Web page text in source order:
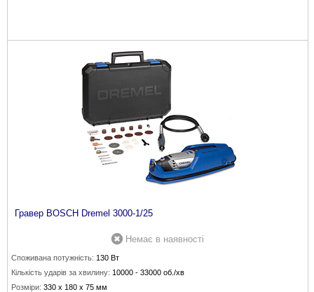
Гравер BOSCH Dremel 3000-1/25
Немає в наявності
Споживана потужність: 130 Вт
Кількість ударів за хвилину: 10000 - 33000 об./хв
Розміри: 330 х 180 х 75 мм